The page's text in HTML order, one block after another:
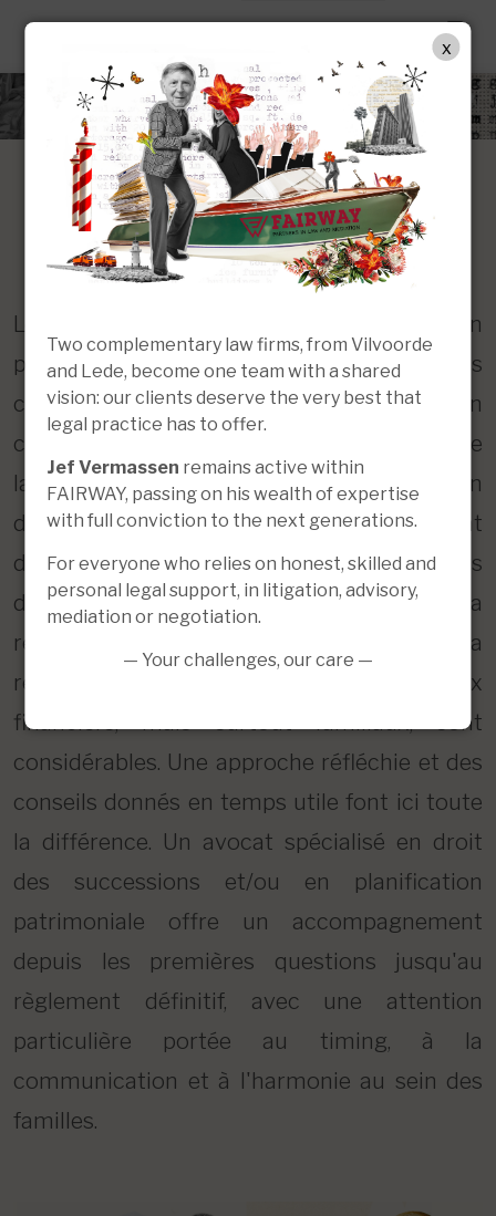
Droit des successions et
planification patrimoniale
Le droit des successions et la planification
patrimoniale interviennent à des moments
cruciaux de la vie : lors de la rédaction d'un
contrat de mariage, de l'établissement ou de
la révision d'un testament, de la planification
d'une donation, de l'élaboration d'un mandat
de protection extrajudiciaire ou encore lors
du règlement d'une succession et de la
résolution d'un litige successoral. La
réglementation est complexe et les enjeux
financiers, mais surtout familiaux, sont
considérables. Une approche réfléchie et des
conseils donnés en temps utile font ici toute
la différence. Un avocat spécialisé en droit
des successions et/ou en planification
patrimoniale offre un accompagnement
depuis les premières questions jusqu'au
règlement définitif, avec une attention
particulière portée au timing, à la
communication et à l'harmonie au sein des
familles.
Two complementary law firms, from Vilvoorde
and Lede, become one team with a shared
vision: our clients deserve the very best that
legal practice has to offer.
Jef Vermassen remains active within
FAIRWAY, passing on his wealth of expertise
with full conviction to the next generations.
For everyone who relies on honest, skilled and
personal legal support, in litigation, advisory,
mediation or negotiation.
— Your challenges, our care —
x